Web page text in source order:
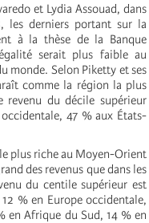
et Lydia Assouad, dans
les derniers portant sur la
à la thèse de la Banque
serait plus faible au
monde. Selon Piketty et ses
comme la région la plus
revenu du décile supérieur
47 % aux États-
plus riche au Moyen-Orient
des revenus que dans les
du centile supérieur est
% en Europe occidentale,
en Afrique du Sud, 14 % en